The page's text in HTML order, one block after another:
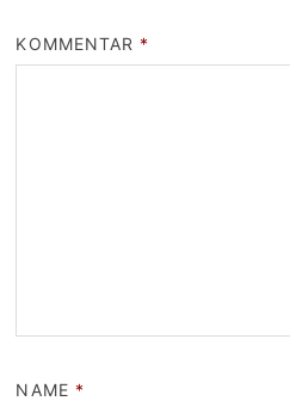
KOMMENTAR *
NAME *